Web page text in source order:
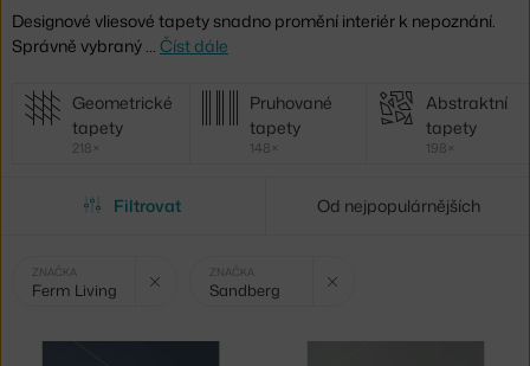
Designové vliesové tapety snadno promění interiér k nepoznání.
Správně vybraný … Číst dále
Další
kategorie
Geometrické
tapety
218×
Pruhované
tapety
148×
Abstraktní
tapety
198×
Filtrovat Od nejpopulárnějších
Vybrané
filtry:
ZNAČKA
Ferm Living
ZNAČKA
Sandberg